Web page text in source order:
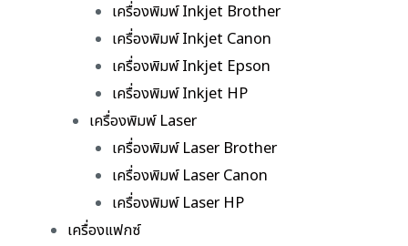
เครื่องพิมพ์ Inkjet Brother
เครื่องพิมพ์ Inkjet Canon
เครื่องพิมพ์ Inkjet Epson
เครื่องพิมพ์ Inkjet HP
เครื่องพิมพ์ Laser
เครื่องพิมพ์ Laser Brother
เครื่องพิมพ์ Laser Canon
เครื่องพิมพ์ Laser HP
เครื่องแฟกซ์